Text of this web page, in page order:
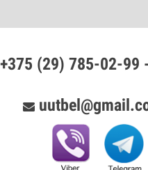
+375 (29) 785-02-